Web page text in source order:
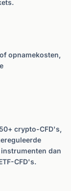
opnamekosten,
crypto-CFD's,
dan
CFD's.